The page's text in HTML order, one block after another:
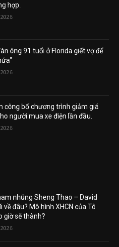
hợp.
ông 91 tuổi ở Florida giết vợ để
công bố chương trình giảm giá
người mua xe điện lần đầu.
nhũng Sheng Thao – David
về đâu? Mô hình XHCN của Tô
giờ sẽ thành?